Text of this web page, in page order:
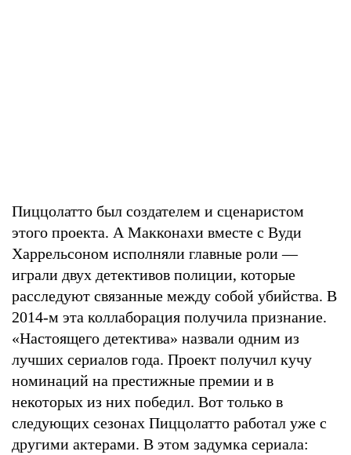
Пиццолатто был создателем и сценаристом
этого проекта. А Макконахи вместе с Вуди
Харрельсоном исполняли главные роли —
играли двух детективов полиции, которые
расследуют связанные между собой убийства. В
2014-м эта коллаборация получила признание.
«Настоящего детектива» назвали одним из
лучших сериалов года. Проект получил кучу
номинаций на престижные премии и в
некоторых из них победил. Вот только в
следующих сезонах Пиццолатто работал уже с
другими актерами. В этом задумка сериала: